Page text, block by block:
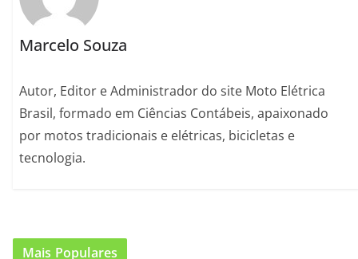
Marcelo Souza
Autor, Editor e Administrador do site Moto Elétrica
Brasil, formado em Ciências Contábeis, apaixonado
por motos tradicionais e elétricas, bicicletas e
tecnologia.
Mais Populares